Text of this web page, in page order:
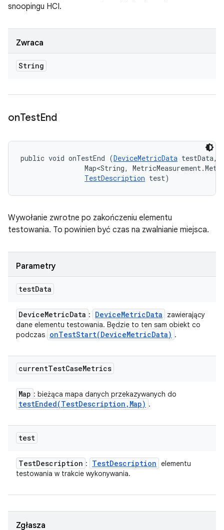
snoopingu HCI.
Zwraca
String
onTestEnd
public void onTestEnd (DeviceMetricData testData,
Map<String,
TestDescription test)
Wywołanie zwrotne po zakończeniu elementu
testowania. To powinien być czas na zwalnianie miejsca.
Parametry
testData
DeviceMetricData : DeviceMetricData
zawierający
dane elementu testowania. Będzie to ten sam obiekt co
podczas onTestStart(DeviceMetricData) .
currentTestCaseMetrics
Map : bieżąca mapa danych przekazywanych do
testEnded(TestDescription , Map) .
test
TestDescription : TestDescription elementu
testowania w trakcie wykonywania.
Zgłasza